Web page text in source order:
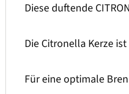
Diese duftende
Die Citronella Kerze
Für eine optimale